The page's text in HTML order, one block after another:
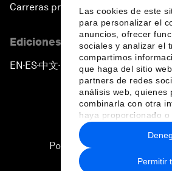
Las cookies de este
para personalizar el
anuncios, ofrecer
sociales y analizar el
compartimos
que haga del sitio
partners de redes
análisis web, quienes
combinarla con otra
haya proporcionado o
recopilado a partir del
hecho de sus
Permitir
Carreras profesionales
Ediciones en otros idiomas
EN ▪ES▪中文▪ 日本語
Política de privacidad y
Sitemap